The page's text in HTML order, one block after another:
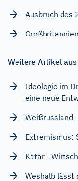
Ausbruch des
Weitere Artikel
Ideologie im
eine neue
Weißrussland
Extremismus:
Katar -
Weshalb lässt